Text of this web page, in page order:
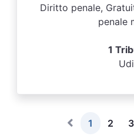
Diritto penale,
penale
1
1 2 3